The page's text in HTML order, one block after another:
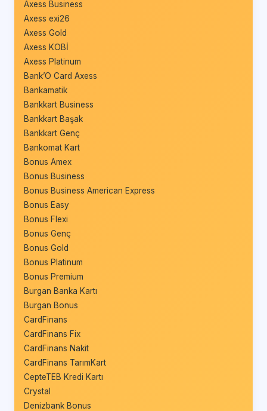
Axess Business
Axess exi26
Axess Gold
Axess KOBİ
Axess Platinum
Bank’O Card Axess
Bankamatik
Bankkart Business
Bankkart Başak
Bankkart Genç
Bankomat Kart
Bonus Amex
Bonus Business
Bonus Business American Express
Bonus Easy
Bonus Flexi
Bonus Genç
Bonus Gold
Bonus Platinum
Bonus Premium
Burgan Banka Kartı
Burgan Bonus
CardFinans
CardFinans Fix
CardFinans Nakit
CardFinans TarımKart
CepteTEB Kredi Kartı
Crystal
Denizbank Bonus